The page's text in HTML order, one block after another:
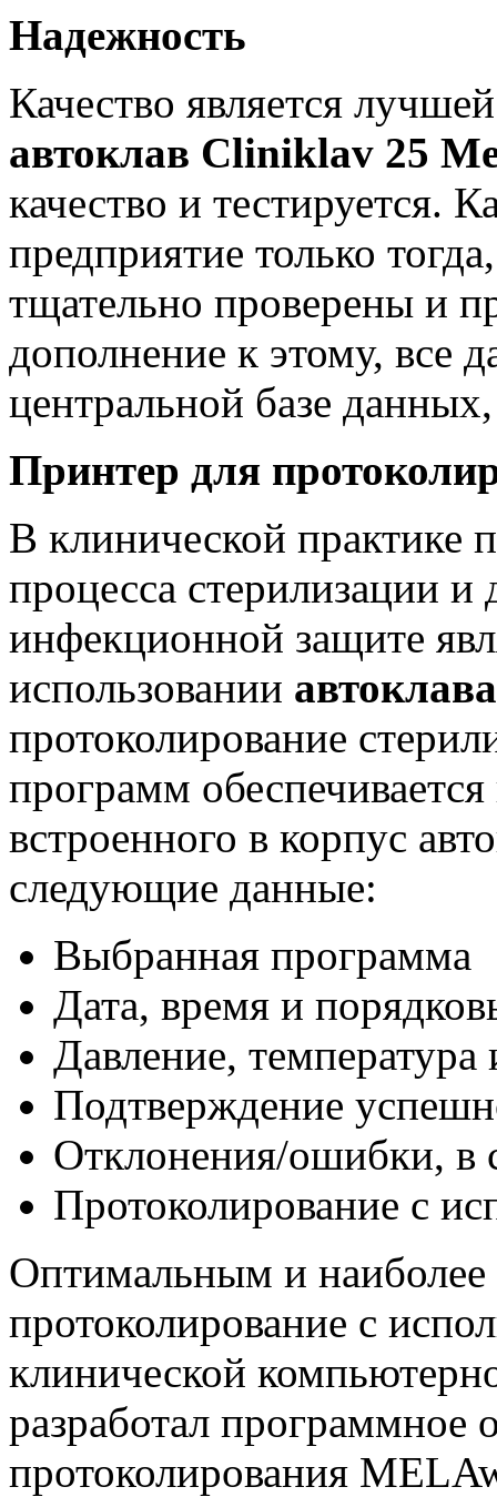
Надежность
Качество является
автоклав Cliniklav 25
качество и тестируется.
предприятие только
тщательно проверены и
дополнение к этому, все
центральной базе
Принтер для
В клинической практике
процесса стерилизации
инфекционной защите
использовании
протоколирование
программ
встроенного в корпус
следующие данные:
Выбранная программа
Дата, время и
Давление, температура
Подтверждение
Отклонения/ошибки, в
Протоколирование с
Оптимальным и наиболее
протоколирование с
клинической
разработал программное
протоколирования